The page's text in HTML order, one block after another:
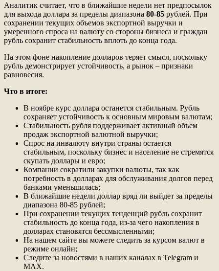
Аналитик считает, что в ближайшие недели нет предпосылок
для выхода доллара за пределы диапазона 80-85 рублей. При
сохранении текущих объемов экспортной выручки и
умеренного спроса на валюту со стороны бизнеса и граждан
рубль сохранит стабильность вплоть до конца года.
На этом фоне накопление долларов теряет смысл, поскольку
рубль демонстрирует устойчивость, а рынок – признаки
равновесия.
Что в итоге:
В ноябре курс доллара останется стабильным. Рубль
сохраняет устойчивость к основным мировым валютам;
Стабильность рубля поддерживает активный объем
продаж экспортной валютной выручки;
Спрос на инвалюту внутри страны остается
стабильным, поскольку бизнес и население не стремятся
скупать доллары и евро;
Компании сократили закупки валюты, так как
потребность в долларах для обслуживания долгов перед
банками уменьшилась;
В ближайшие недели доллар вряд ли выйдет за пределы
диапазона 80-85 рублей;
При сохранении текущих тенденций рубль сохранит
стабильность до конца года, из-за чего накопления в
долларах становятся бессмысленными;
На нашем сайте вы можете следить за курсом валют в
режиме онлайн;
Следите за новостями в наших каналах в Telegram и
MAX.